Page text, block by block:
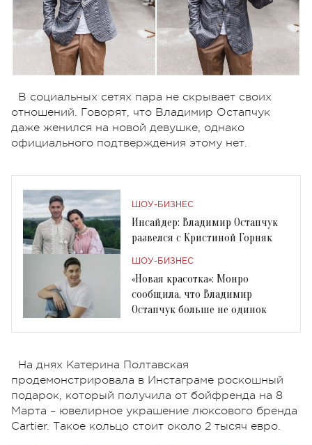
В социальных сетях пара не скрывает своих
отношений. Говорят, что Владимир Остапчук
даже женился на новой девушке, однако
официального подтверждения этому нет.
ШОУ-БИЗНЕС
Инсайдер: Владимир Остапчук
развелся с Кристиной Горняк
ШОУ-БИЗНЕС
«Новая красотка»: Монро
сообщила, что Владимир
Остапчук больше не одинок
На днях Катерина Полтавская
продемонстрировала в Инстаграме роскошный
подарок, который получила от бойфренда на 8
Марта – ювелирное украшение люксового бренда
Cartier. Такое кольцо стоит около 2 тысяч евро.